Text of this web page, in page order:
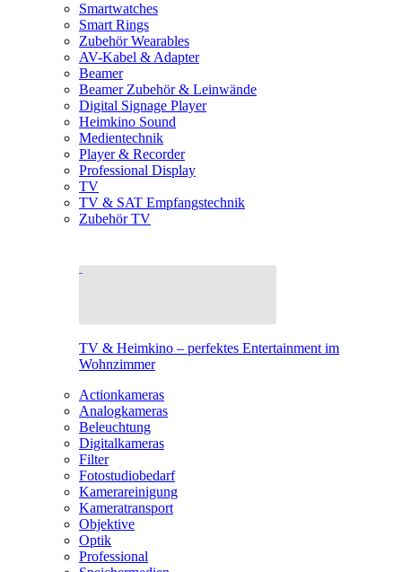
Smartwatches
Smart Rings
Zubehör Wearables
AV-Kabel & Adapter
Beamer
Beamer Zubehör & Leinwände
Digital Signage Player
Heimkino Sound
Medientechnik
Player & Recorder
Professional Display
TV
TV & SAT Empfangstechnik
Zubehör TV
TV & Heimkino – perfektes Entertainment im
Wohnzimmer
Actionkameras
Analogkameras
Beleuchtung
Digitalkameras
Filter
Fotostudiobedarf
Kamerareinigung
Kameratransport
Objektive
Optik
Professional